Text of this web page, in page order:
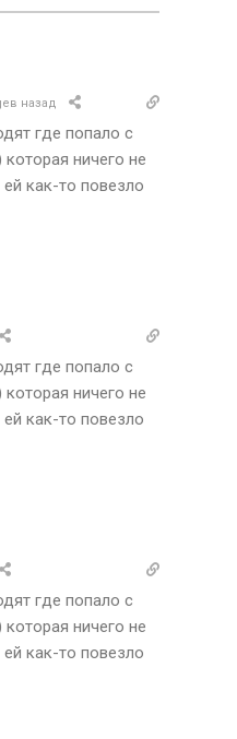
назад
где попало с
ничего не
как-то повезло
где попало с
ничего не
как-то повезло
где попало с
ничего не
как-то повезло